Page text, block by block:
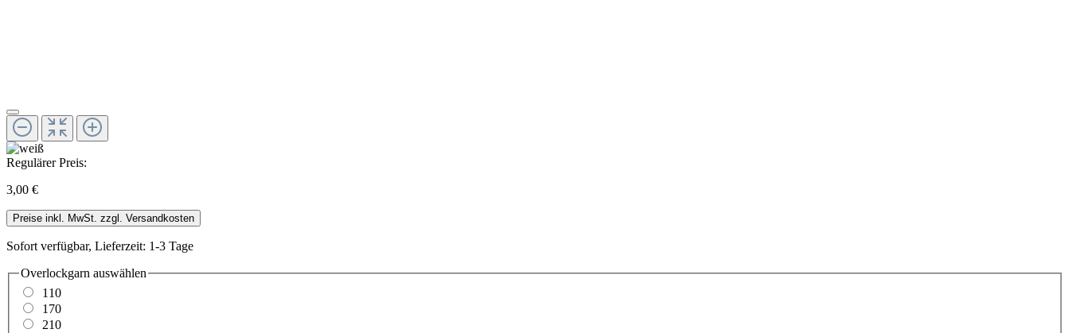
Regulärer Preis:
3,00 €
Preise inkl. MwSt. zzgl. Versandkosten
Sofort verfügbar, Lieferzeit: 1-3 Tage
Overlockgarn auswählen
110
170
210